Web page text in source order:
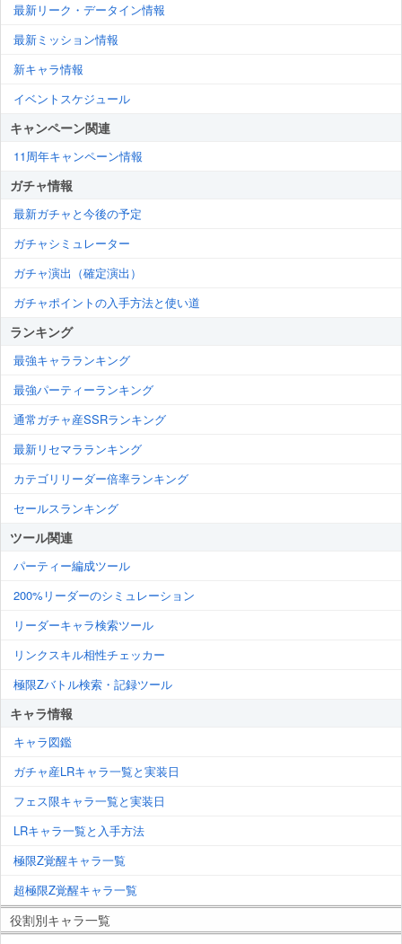
最新リーク・データイン情報
最新ミッション情報
新キャラ情報
イベントスケジュール
キャンペーン関連
11周年キャンペーン情報
ガチャ情報
最新ガチャと今後の予定
ガチャシミュレーター
ガチャ演出（確定演出）
ガチャポイントの入手方法と使い道
ランキング
最強キャラランキング
最強パーティーランキング
通常ガチャ産SSRランキング
最新リセマラランキング
カテゴリリーダー倍率ランキング
セールスランキング
ツール関連
パーティー編成ツール
200%リーダーのシミュレーション
リーダーキャラ検索ツール
リンクスキル相性チェッカー
極限Zバトル検索・記録ツール
キャラ情報
キャラ図鑑
ガチャ産LRキャラ一覧と実装日
フェス限キャラ一覧と実装日
LRキャラ一覧と入手方法
極限Z覚醒キャラ一覧
超極限Z覚醒キャラ一覧
役割別キャラ一覧